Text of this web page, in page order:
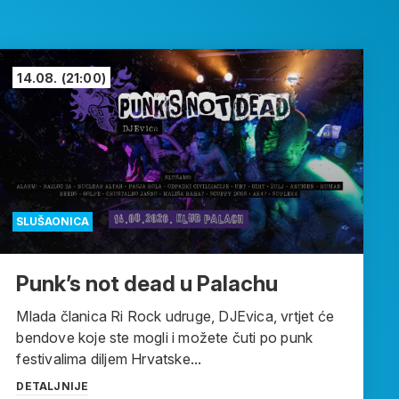
SLUŠAONICA
14.08. (21:00)
Punk’s not dead u Palachu
Mlada članica Ri Rock udruge, DJEvica, vrtjet će
bendove koje ste mogli i možete čuti po punk
festivalima diljem Hrvatske...
DETALJNIJE